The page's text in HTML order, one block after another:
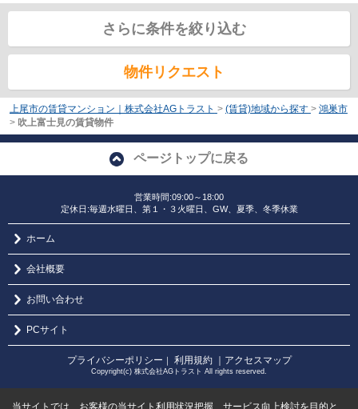
さらに条件を絞り込む
物件リクエスト
上尾市の賃貸マンション｜株式会社AGトラスト > (賃貸)地域から探す > 鴻巣市
> 吹上富士見の賃貸物件
ページトップに戻る
営業時間:09:00～18:00
定休日:毎週水曜日、第１・３火曜日、GW、夏季、冬季休業
ホーム
会社概要
お問い合わせ
PCサイト
プライバシーポリシー ｜ 利用規約 ｜アクセスマップ
Copyright(c) 株式会社AGトラスト All rights reserved.
当サイトでは、お客様の当サイト利用状況把握、サービス向上検討を目的と